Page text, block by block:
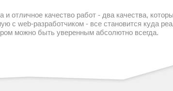
и отличное качество работ - два качества,
с web-разработчиком - все становится куда
можно быть уверенным абсолютно всегда.